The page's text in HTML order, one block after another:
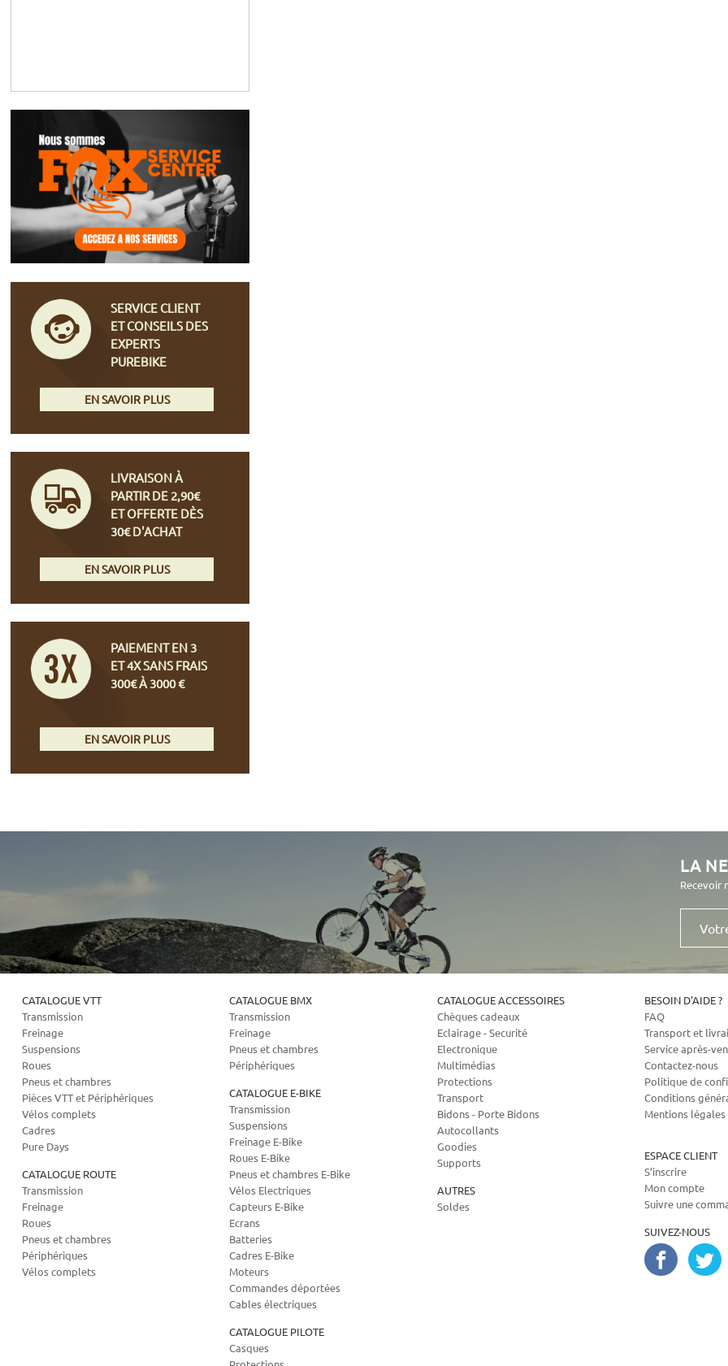
SERVICE CLIENT
ET CONSEILS DES
EXPERTS
PUREBIKE
EN SAVOIR PLUS
LIVRAISON À
PARTIR DE 2,90€
ET OFFERTE DÈS
30€ D'ACHAT
EN SAVOIR PLUS
PAIEMENT EN 3
ET 4X SANS FRAIS
300€ À 3000 €
EN SAVOIR PLUS
LA
Recevoir
Votre
mail
CATALOGUE VTT
Transmission
Freinage
Suspensions
Roues
Pneus et chambres
Pièces VTT et Périphériques
Vélos complets
Cadres
Pure Days
CATALOGUE ROUTE
Transmission
Freinage
Roues
Pneus et chambres
Périphériques
Vélos complets
CATALOGUE BMX
Transmission
Freinage
Pneus et chambres
Périphériques
CATALOGUE E-BIKE
Transmission
Suspensions
Freinage E-Bike
Roues E-Bike
Pneus et chambres E-Bike
Vélos Electriques
Capteurs E-Bike
Ecrans
Batteries
Cadres E-Bike
Moteurs
Commandes déportées
Cables électriques
CATALOGUE PILOTE
Casques
CATALOGUE ACCESSOIRES
Chèques cadeaux
Eclairage - Securité
Electronique
Multimédias
Protections
Transport
Bidons - Porte Bidons
Autocollants
Goodies
Supports
AUTRES
Soldes
BESOIN D'AIDE ?
FAQ
Transport et
Service après-
Contactez-nous
Politique de
Conditions
Mentions légales
ESPACE CLIENT
S’inscrire
Mon compte
Suivre une
SUIVEZ-NOUS